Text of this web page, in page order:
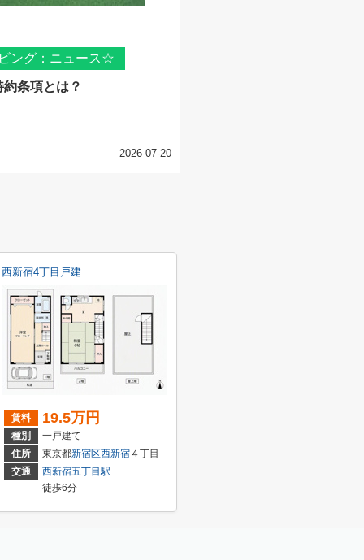
ング：ニュース☆
約条項とは？
2026-07-20
２丁目
西新宿4丁目戸建
賃料 19.5万円
種別
一戸建て
住所
東京都新宿区西新宿４丁目
交通
西新宿五丁目駅
徒歩6分